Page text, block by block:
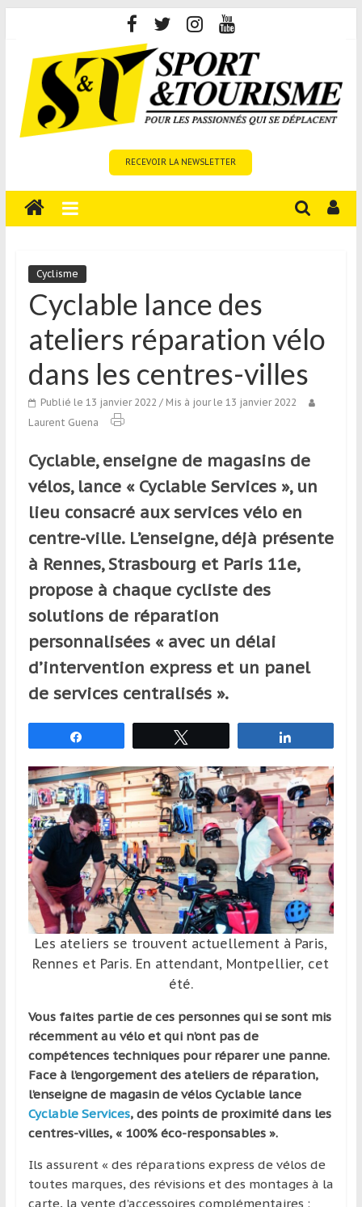
content
Tourisme
est
média
sur
tourisme
sportif
qui
aux
voyageurs
ou
réguliers,
pratiquants,
ou
simples
spectateurs
de
sport,
qui
en
France
l’étranger
pour
assouvir
leur
passion,
tout
en
profitant
découverte
d’un
pays
d’une
région
RECEVOIR LA NEWSLETTER
Cyclisme
Cyclable lance des
ateliers réparation vélo
dans les centres-villes
Publié le 13 janvier 2022 / Mis à jour le 13 janvier 2022
Laurent Guena
Cyclable, enseigne de magasins de
vélos, lance « Cyclable Services », un
lieu consacré aux services vélo en
centre-ville. L’enseigne, déjà présente
à Rennes, Strasbourg et Paris 11e,
propose à chaque cycliste des
solutions de réparation
personnalisées « avec un délai
d’intervention express et un panel
de services centralisés ».
Les ateliers se trouvent actuellement à Paris,
Rennes et Paris. En attendant, Montpellier, cet
été.
Vous faites partie de ces personnes qui se sont mis
récemment au vélo et qui n’ont pas de
compétences techniques pour réparer une panne.
Face à l’engorgement des ateliers de réparation,
l’enseigne de magasin de vélos Cyclable lance
Cyclable Services, des points de proximité dans les
centres-villes, « 100% éco-responsables ».
Ils assurent « des réparations express de vélos de
toutes marques, des révisions et des montages à la
carte, la vente d’accessoires complémentaires :